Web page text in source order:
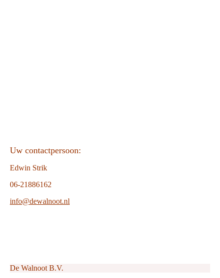
Uw contactpersoon:
Edwin Strik
06-21886162
info@dewalnoot.nl
De Walnoot B.V.